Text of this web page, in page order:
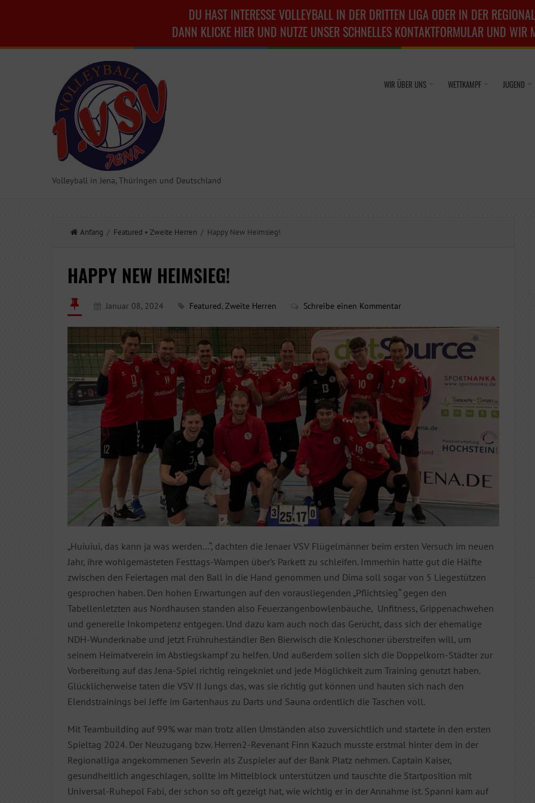
DU HAST INTERESSE VOLLEYBALL IN DER DRITTEN LIGA ODER IN DER
DANN KLICKE HIER UND NUTZE UNSER SCHNELLES KONTAKTFORMULAR UND WIR
Volleyball in Jena, Thüringen und Deutschland
WIR ÜBER UNS WETTKAMPF JUGEND
Anfang / Featured • Zweite Herren / Happy New Heimsieg!
HAPPY NEW HEIMSIEG!
Januar 08, 2024 Featured, Zweite Herren Schreibe einen Kommentar
„Huiuiui, das kann ja was werden…“, dachten die Jenaer VSV Flügelmänner beim ersten Versuch im neuen
Jahr, ihre wohlgemästeten Festtags-Wampen über’s Parkett zu schleifen. Immerhin hatte gut die Hälfte
zwischen den Feiertagen mal den Ball in die Hand genommen und Dima soll sogar von 5 Liegestützen
gesprochen haben. Den hohen Erwartungen auf den vorausliegenden „Pflichtsieg“ gegen den
Tabellenletzten aus Nordhausen standen also Feuerzangenbowlenbäuche, Unfitness, Grippenachwehen
und generelle Inkompetenz entgegen. Und dazu kam auch noch das Gerücht, dass sich der ehemalige
NDH-Wunderknabe und jetzt Frühruheständler Ben Bierwisch die Knieschoner überstreifen will, um
seinem Heimatverein im Abstiegskampf zu helfen. Und außerdem sollen sich die Doppelkorn-Städter zur
Vorbereitung auf das Jena-Spiel richtig reingekniet und jede Möglichkeit zum Training genutzt haben.
Glücklicherweise taten die VSV II Jungs das, was sie richtig gut können und hauten sich nach den
Elendstrainings bei Jeffe im Gartenhaus zu Darts und Sauna ordentlich die Taschen voll.
Mit Teambuilding auf 99% war man trotz allen Umständen also zuversichtlich und startete in den ersten
Spieltag 2024. Der Neuzugang bzw. Herren2-Revenant Finn Kazuch musste erstmal hinter dem in der
Regionalliga angekommenen Severin als Zuspieler auf der Bank Platz nehmen. Captain Kaiser,
gesundheitlich angeschlagen, sollte im Mittelblock unterstützen und tauschte die Startposition mit
Universal-Ruhepol Fabi, der schon so oft gezeigt hat, wie wichtig er in der Annahme ist. Spanni kam auf